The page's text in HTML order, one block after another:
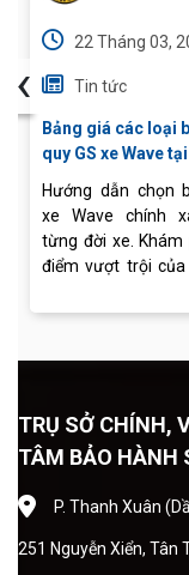
22 Tháng 03,
Tin tức
Bảng giá các loại
quy GS xe Wave
Khánh
Hướng dẫn chọn
xe Wave chính
từng đời xe. Khám
điểm vượt trội của
chuyên nghiệp tại
‹
TRỤ SỞ CHÍNH,
TÂM BẢO HÀNH
P. Thanh Xuân
251 Nguyễn Xiển, Tân